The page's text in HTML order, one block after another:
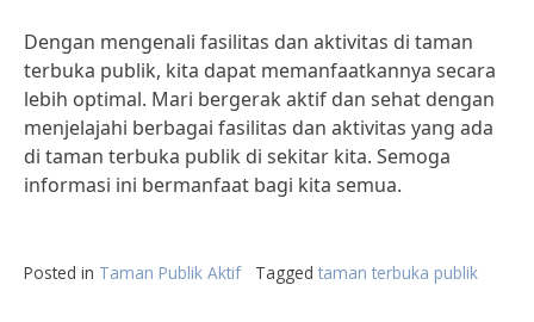
Dengan mengenali fasilitas dan aktivitas di taman
terbuka publik, kita dapat memanfaatkannya secara
lebih optimal. Mari bergerak aktif dan sehat dengan
menjelajahi berbagai fasilitas dan aktivitas yang ada
di taman terbuka publik di sekitar kita. Semoga
informasi ini bermanfaat bagi kita semua.
Posted in Taman Publik Aktif Tagged taman terbuka publik